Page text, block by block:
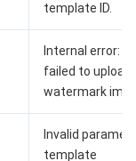
template ID.
Internal error:
failed to upload
watermark
Invalid
template